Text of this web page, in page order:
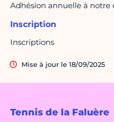
Tennis de la Faluère
Adhésion annuelle à notre
Inscription
Inscriptions
Mise à jour le 18/09/2025